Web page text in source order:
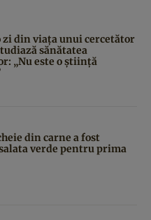
zi din viața unui cercetător
sănătatea
„Nu este o știință
din carne a fost
verde pentru prima